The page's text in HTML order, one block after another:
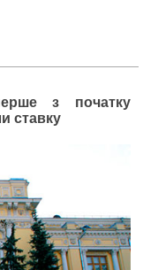
з початку
ставку